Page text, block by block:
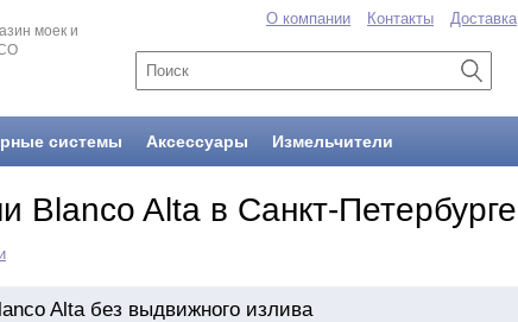
моек и
системы Аксессуары Измельчители
О компании Контакты Доставка
Blanco Alta в Санкт-Петербурге
Alta без выдвижного излива